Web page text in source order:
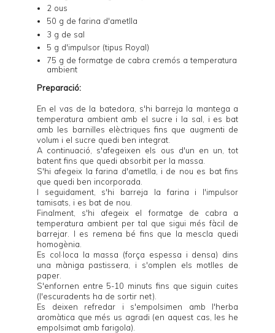
2 ous
50 g de farina d'ametlla
3 g de sal
5 g d'impulsor (tipus Royal)
75 g de formatge de cabra cremós a temperatura
ambient
Preparació:
En el vas de la batedora, s'hi barreja la mantega a
temperatura ambient amb el sucre i la sal, i es bat
amb les barnilles elèctriques fins que augmenti de
volum i el sucre quedi ben integrat.
A continuació, s'afegeixen els ous d'un en un, tot
batent fins que quedi absorbit per la massa.
S'hi afegeix la farina d'ametlla, i de nou es bat fins
que quedi ben incorporada.
I seguidament, s'hi barreja la farina i l'impulsor
tamisats, i es bat de nou.
Finalment, s'hi afegeix el formatge de cabra a
temperatura ambient per tal que sigui més fàcil de
barrejar. I es remena bé fins que la mescla quedi
homogènia.
Es col·loca la massa (força espessa i densa) dins
una màniga pastissera, i s'omplen els motlles de
paper.
S'enfornen entre 5-10 minuts fins que siguin cuites
(l'escuradents ha de sortir net).
Es deixen refredar i s'empolsimen amb l'herba
aromàtica que més us agradi (en aquest cas, les he
empolsimat amb farigola).